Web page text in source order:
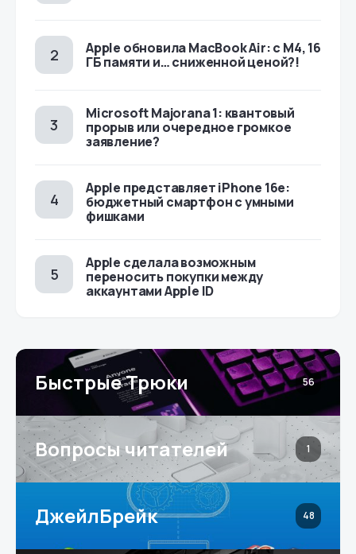
Apple обновила MacBook Air: с M4, 16
ГБ памяти и… сниженной ценой?!
Microsoft Majorana 1: квантовый
прорыв или очередное громкое
заявление?
Apple представляет iPhone 16e:
бюджетный смартфон с умными
фишками
Apple сделала возможным
переносить покупки между
аккаунтами Apple ID
Быстрые Трюки 56
Вопросы читателей 1
ДжейлБрейк 48